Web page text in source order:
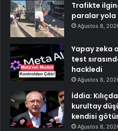
Trafikte
paralar yola
Ağustos 8,
Yapay zeka
test
hackledi
Ağustos 8,
İddia:
kurultay
kendisi
Ağustos 8,